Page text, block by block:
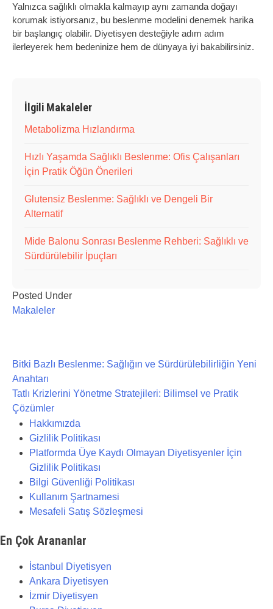
Yalnızca sağlıklı olmakla kalmayıp aynı zamanda doğayı
korumak istiyorsanız, bu beslenme modelini denemek harika
bir başlangıç olabilir. Diyetisyen desteğiyle adım adım
ilerleyerek hem bedeninize hem de dünyaya iyi bakabilirsiniz.
İlgili Makaleler
Metabolizma Hızlandırma
Hızlı Yaşamda Sağlıklı Beslenme: Ofis Çalışanları
İçin Pratik Öğün Önerileri
Glutensiz Beslenme: Sağlıklı ve Dengeli Bir
Alternatif
Mide Balonu Sonrası Beslenme Rehberi: Sağlıklı ve
Sürdürülebilir İpuçları
Posted Under
Makaleler
Post
navigation
Bitki Bazlı Beslenme: Sağlığın ve Sürdürülebilirliğin Yeni
Anahtarı
Tatlı Krizlerini Yönetme Stratejileri: Bilimsel ve Pratik
Çözümler
Hakkımızda
Gizlilik Politikası
Platformda Üye Kaydı Olmayan Diyetisyenler İçin
Gizlilik Politikası
Bilgi Güvenliği Politikası
Kullanım Şartnamesi
Mesafeli Satış Sözleşmesi
En Çok Arananlar
İstanbul Diyetisyen
Ankara Diyetisyen
İzmir Diyetisyen